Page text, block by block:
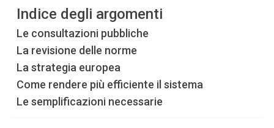
Indice degli argomenti
Le consultazioni pubbliche
La revisione delle norme
La strategia europea
Come rendere più efficiente il sistema
Le semplificazioni necessarie